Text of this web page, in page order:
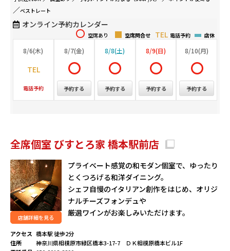
ベストレート
オンライン予約カレンダー
店休
電話予約
空席問合せ
空席あり
8/6(木)
電話予約
8/7(金)
予約する
8/8(土)
予約する
8/9(日)
予約する
8/10(月)
予約する
全席個室 びすとろ家 橋本駅前店
店舗詳細を見る
プライベート感覚の和モダン個室で、ゆったり
とくつろげる和洋ダイニング。
シェフ自慢のイタリアン創作をはじめ、オリジ
ナルチーズフォンデュや
厳選ワインがお楽しみいただけます。
アクセス 橋本駅 徒歩2分
住所
神奈川県相模原市緑区橋本3-17-7 ＤＫ相模原橋本ビル1F